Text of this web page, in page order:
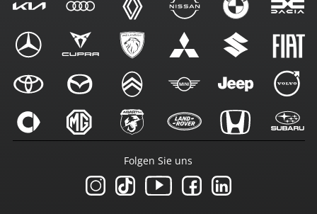
Folgen Sie uns